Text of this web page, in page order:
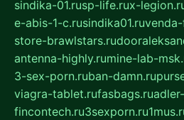
sindika-01.rusp-life.rux-
e-abis-1-c.rusindika01.ru
store-brawlstars.ru
antenna-highly.rumine-lab-
3-sex-porn.ruban-damn.ru
viagra-tablet.rufasbags.ru
fincontech.ru3sexporn.ru